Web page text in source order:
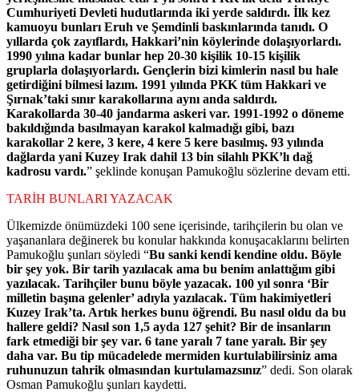
Cumhuriyeti Devleti hudutlarında iki yerde saldırdı. İlk kez
kamuoyu bunları Eruh ve Şemdinli baskınlarında tanıdı. O
yıllarda çok zayıflardı, Hakkari’nin köylerinde dolaşıyorlardı.
1990 yılına kadar bunlar hep 20-30 kişilik 10-15 kişilik
gruplarla dolaşıyorlardı. Gençlerin bizi kimlerin nasıl bu hale
getirdiğini bilmesi lazım. 1991 yılında PKK tüm Hakkari ve
Şırnak’taki sınır karakollarına aynı anda saldırdı.
Karakollarda 30-40 jandarma askeri var. 1991-1992 o döneme
bakıldığında basılmayan karakol kalmadığı gibi, bazı
karakollar 2 kere, 3 kere, 4 kere 5 kere basılmış. 93 yılında
dağlarda yani Kuzey Irak dahil 13 bin silahlı PKK’lı dağ
kadrosu vardı.” şeklinde konuşan Pamukoğlu sözlerine devam etti.
TARİH BUNLARI YAZACAK
Ülkemizde önümüzdeki 100 sene içerisinde, tarihçilerin bu olan ve
yaşananlara değinerek bu konular hakkında konuşacaklarını belirten
Pamukoğlu şunları söyledi “Bu sanki kendi kendine oldu. Böyle
bir şey yok. Bir tarih yazılacak ama bu benim anlattığım gibi
yazılacak. Tarihçiler bunu böyle yazacak. 100 yıl sonra ‘Bir
milletin başına gelenler’ adıyla yazılacak. Tüm hakimiyetleri
Kuzey Irak’ta. Artık herkes bunu öğrendi. Bu nasıl oldu da bu
hallere geldi? Nasıl son 1,5 ayda 127 şehit? Bir de insanların
fark etmediği bir şey var. 6 tane yaralı 7 tane yaralı. Bir şey
daha var. Bu tip mücadelede mermiden kurtulabilirsiniz ama
ruhunuzun tahrik olmasından kurtulamazsınız” dedi. Son olarak
Osman Pamukoğlu şunları kaydetti.